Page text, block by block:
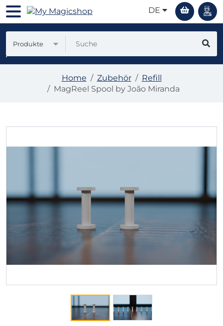
DE
Produkte
Home Zubehör
Refill
MagReel Spool by João Miranda